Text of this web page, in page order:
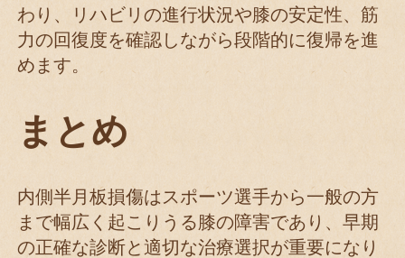
わり、リハビリの進行状況や膝の安定性、筋
力の回復度を確認しながら段階的に復帰を進
めます。
まとめ
内側半月板損傷はスポーツ選手から一般の方
まで幅広く起こりうる膝の障害であり、早期
の正確な診断と適切な治療選択が重要になり